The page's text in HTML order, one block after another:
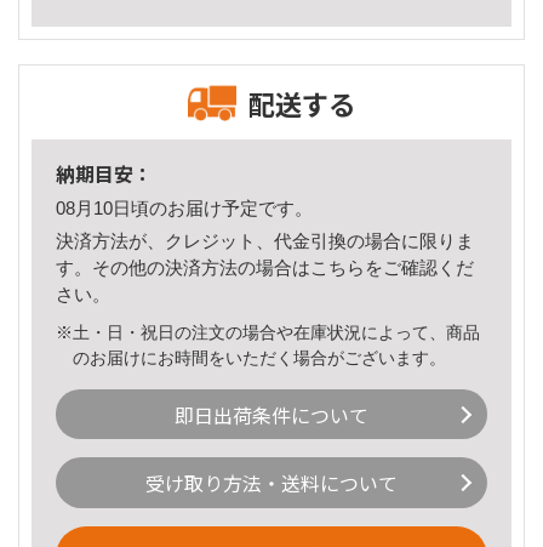
配送する
納期目安：
08月10日頃のお届け予定です。
決済方法が、クレジット、代金引換の場合に限りま
す。その他の決済方法の場合はこちら をご確認くだ
さい。
※土・日・祝日の注文の場合や在庫状況によって、商品
のお届けにお時間をいただく場合がございます。
即日出荷条件について
受け取り方法・送料について